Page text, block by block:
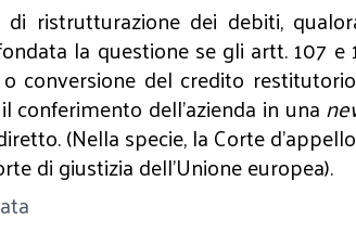
ristrutturazione dei debiti,
la questione se gli artt. 107
conversione del credito
conferimento dell’azienda in una
(Nella specie, la Corte
di giustizia dell’Unione europea).